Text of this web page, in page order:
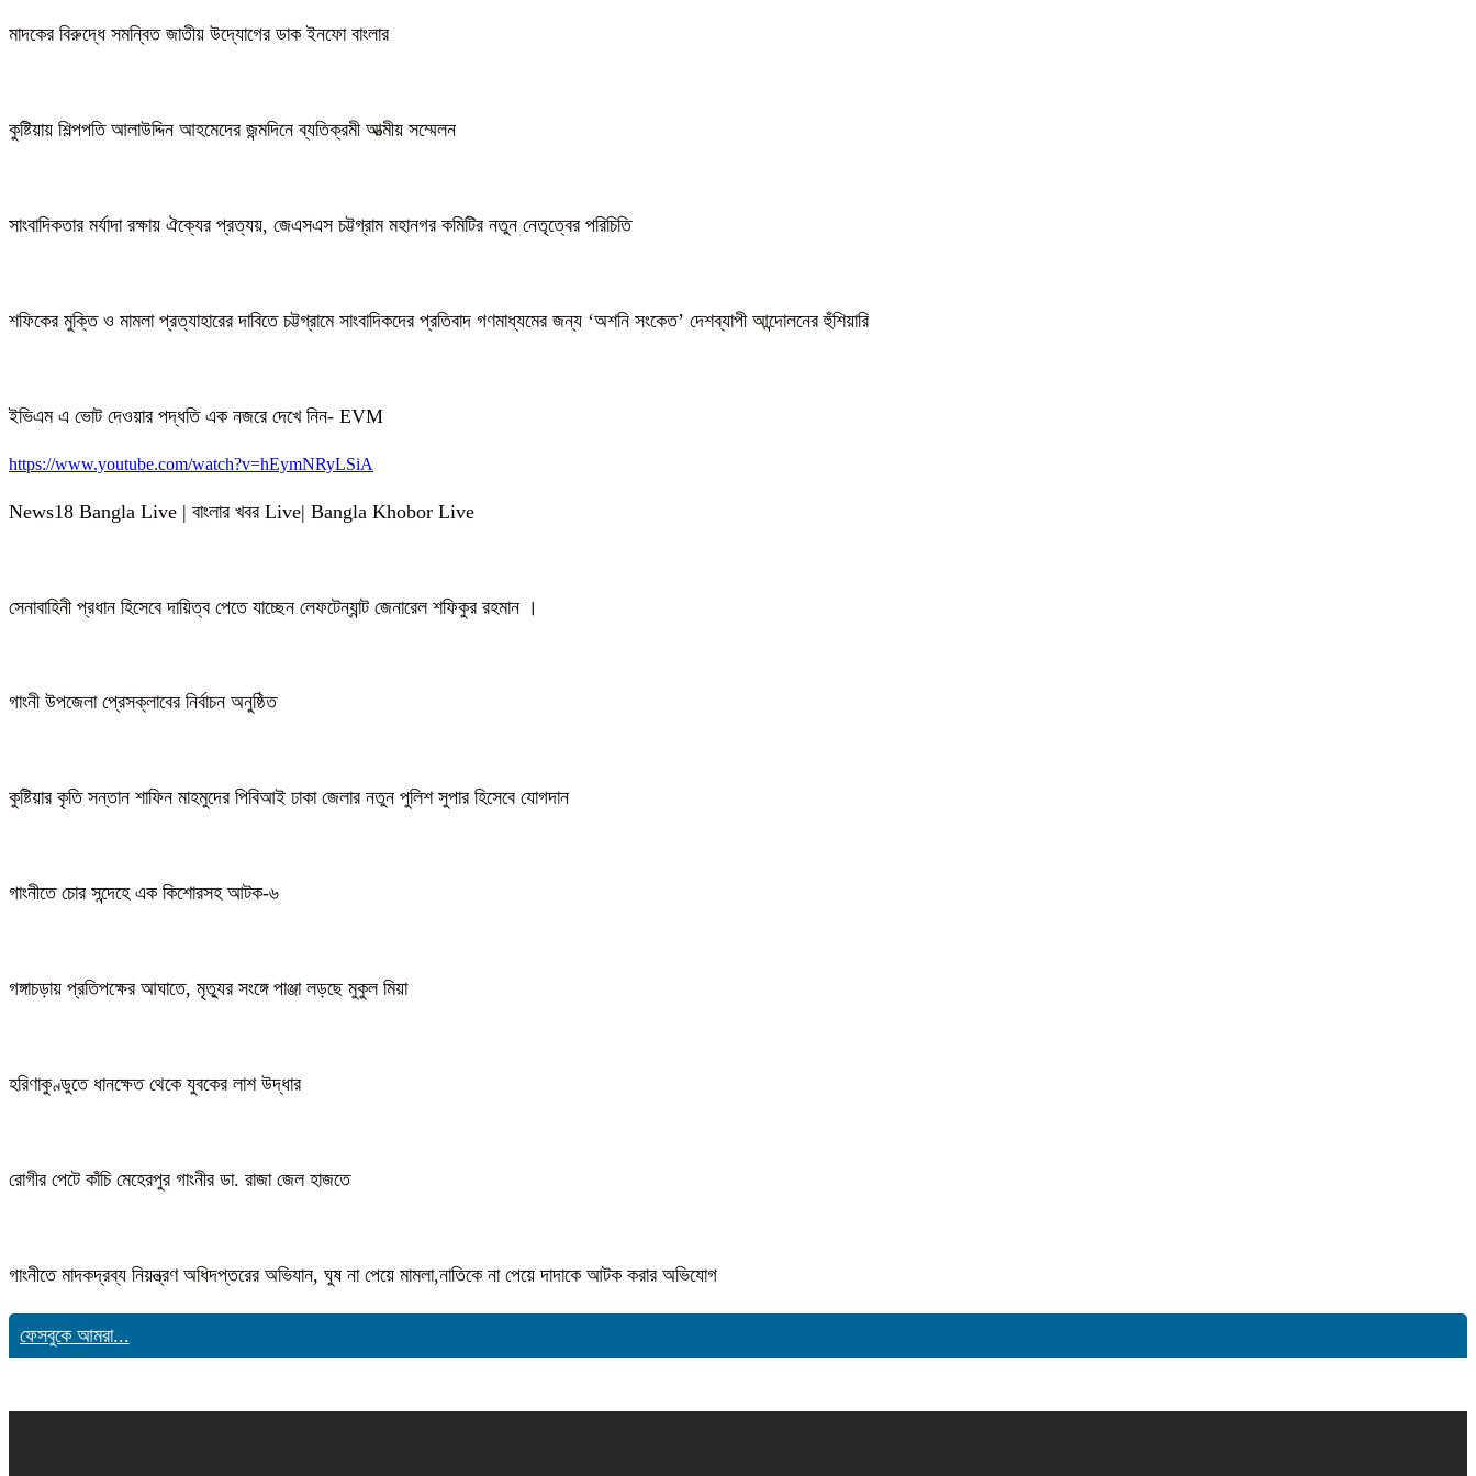
মাদকের বিরুদ্ধে সমন্বিত জাতীয় উদ্যোগের ডাক ইনফো বাংলার
কুষ্টিয়ায় শিল্পপতি আলাউদ্দিন আহমেদের জন্মদিনে ব্যতিক্রমী আত্মীয় সম্মেলন
সাংবাদিকতার মর্যাদা রক্ষায় ঐক্যের প্রত্যয়, জেএসএস চট্টগ্রাম মহানগর কমিটির নতুন নেতৃত্বের পরিচিতি
শফিকের মুক্তি ও মামলা প্রত্যাহারের দাবিতে চট্টগ্রামে সাংবাদিকদের প্রতিবাদ গণমাধ্যমের জন্য ‘অশনি সংকেত’ দেশব্যাপী আন্দোলনের হুঁশিয়ারি
ইভিএম এ ভোট দেওয়ার পদ্ধতি এক নজরে দেখে নিন- EVM
https://www.youtube.com/watch?v=hEymNRyLSiA
News18 Bangla Live | বাংলার খবর Live| Bangla Khobor Live
সেনাবাহিনী প্রধান হিসেবে দায়িত্ব পেতে যাচ্ছেন লেফটেন্যান্ট জেনারেল শফিকুর রহমান ।
গাংনী উপজেলা প্রেসক্লাবের নির্বাচন অনুষ্ঠিত
কুষ্টিয়ার কৃতি সন্তান শাফিন মাহমুদের পিবিআই ঢাকা জেলার নতুন পুলিশ সুপার হিসেবে যোগদান
গাংনীতে চোর সন্দেহে এক কিশোরসহ আটক-৬
গঙ্গাচড়ায় প্রতিপক্ষের আঘাতে, মৃত্যুর সংঙ্গে পাঞ্জা লড়ছে মুকুল মিয়া
হরিণাকুণ্ডুতে ধানক্ষেত থেকে যুবকের লাশ উদ্ধার
রোগীর পেটে কাঁচি মেহেরপুর গাংনীর ডা. রাজা জেল হাজতে
গাংনীতে মাদকদ্রব্য নিয়ন্ত্রণ অধিদপ্তরের অভিযান, ঘুষ না পেয়ে মামলা,নাতিকে না পেয়ে দাদাকে আটক করার অভিযোগ
ফেসবুকে আমরা...